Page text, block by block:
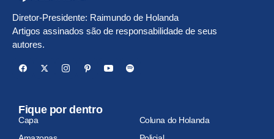
Diretor-Presidente: Raimundo de Holanda
Artigos assinados são de responsabilidade de seus
autores.
Fique por dentro
Capa
Coluna do Holanda